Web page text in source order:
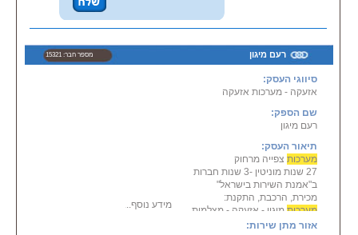
הדבר שחוסך ללקוח הסופי עמלות
מיותרות ודמי תיווך המעלים את מחיר
אותו מוצר בצורה משמעותית
צוות סיקיוריטק בע"מ ישמח תמיד
שירות אמין ובטוח להנאתכם
סיקיוריטק בע"מ ... מוצר איכותי
במחיר הכי משתלם
כתובת משרדי החברה: עוספייא,
ת.ד. 1416, עיר כרמל 30090
כתובת החנות: שפרעם, רח' דוד
תל-חמי 304, מיקוד 20200
רעם מיגון מספר חבר: 15321
סיווגי העסק:
אזעקה - מערכות אזעקה
שם הספק:
רעם מיגון
תיאור העסק:
מערכותצפייה מרחוק
27 שנות מוניטין -3 שנות חברות
ב"אמנת השירות בישראל"
מכירת, הרכבת, התקנת:
מערכותמיגון - אזעקה - מצלמות
אבטחה - גילוי אש -
מידע נוסף...
אזור מתן שירות: